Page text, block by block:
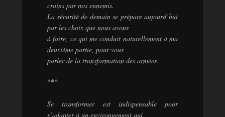
crains par nos ennemis.
La sécurité de demain se prépare aujourd’hui
par les choix que nous avons
à faire, ce qui me conduit naturellement à ma
deuxième partie, pour vous
parler de la transformation des armées.
***
Se transformer est indispensable pour
s’adapter à un environnement qui